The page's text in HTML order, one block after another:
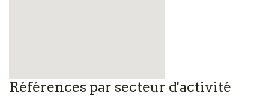
Références par secteur d'activité